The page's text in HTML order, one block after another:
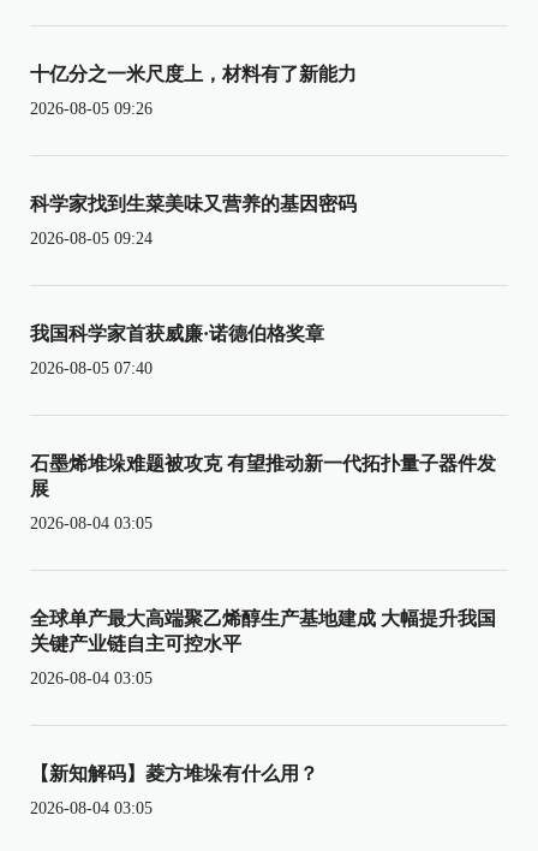
十亿分之一米尺度上，材料有了新能力
2026-08-05 09:26
科学家找到生菜美味又营养的基因密码
2026-08-05 09:24
我国科学家首获威廉·诺德伯格奖章
2026-08-05 07:40
石墨烯堆垛难题被攻克 有望推动新一代拓扑量子器件发
展
2026-08-04 03:05
全球单产最大高端聚乙烯醇生产基地建成 大幅提升我国
关键产业链自主可控水平
2026-08-04 03:05
【新知解码】菱方堆垛有什么用？
2026-08-04 03:05